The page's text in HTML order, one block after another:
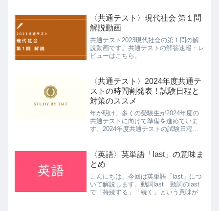
と思います。制限用法まず、制限用法と
いうのは、まあ普通の関係...
〈共通テスト〉現代社会 第１問
解説動画
共通テスト2023現代社会の第１問の解
説動画です。共通テストの解答速報・レ
ビューはこちら。
〈共通テスト〉2024年度共通テ
ストの時間割発表！試験日程と
対策のススメ
年が明け、多くの受験生が2024年度の
共通テストに向けて準備を進めていま
す。2024年度共通テストの試験日程が
を進めるためのススメについても解説し
ます。合格への第一歩を...
〈英語〉英単語「last」の意味ま
とめ
こんにちは、今回は英単語「last」につ
いて解説します。動詞last 動詞のlast
で「持続する」「続く」という意味があ